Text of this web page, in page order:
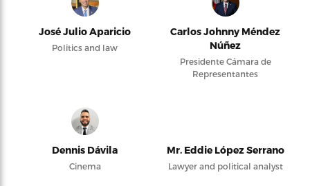
José Julio Aparicio
Politics and law
Carlos Johnny Méndez
Núñez
Presidente Cámara de
Representantes
Dennis Dávila
Cinema
Mr. Eddie López Serrano
Lawyer and political analyst